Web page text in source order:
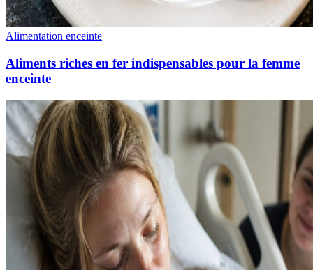
Alimentation enceinte
Aliments riches en fer indispensables pour la femme
enceinte